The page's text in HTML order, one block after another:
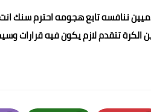
ننافسه تابع هجومه احترم سنك
تتقدم لازم يكون فيه قرارات